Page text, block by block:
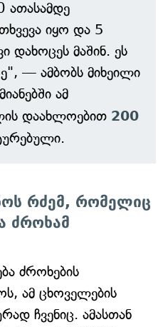
ათასამდე
იყო და 5
დახოცეს მაშინ. ეს
— ამბობს მიხეილი
ამ
დაახლოებით 200
რძემ, რომელიც
ძროხამ
ძროხების
ამ ცხოველების
ჩვენიც. ამასთან